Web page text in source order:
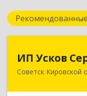
ИП Усков
Советск Кировской
ИП
613340,